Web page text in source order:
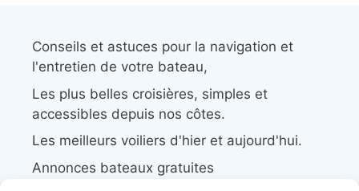
Conseils et astuces pour la navigation et
l'entretien de votre bateau,
Les plus belles croisières, simples et
accessibles depuis nos côtes.
Les meilleurs voiliers d'hier et aujourd'hui.
Annonces bateaux gratuites